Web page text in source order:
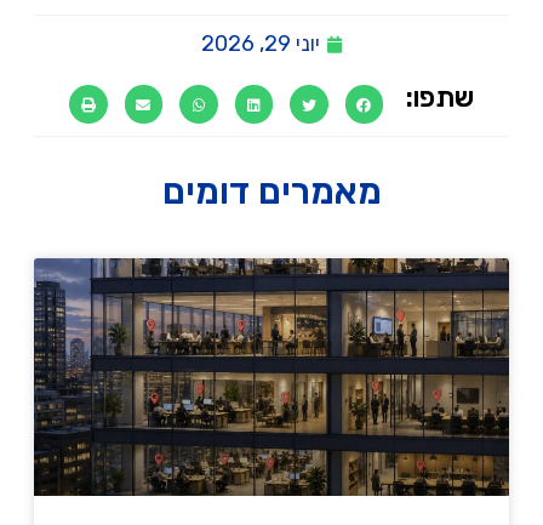
יוני 29, 2026
שתפו:
מאמרים דומים